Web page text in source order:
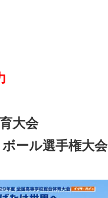
大会
ール選手権大会